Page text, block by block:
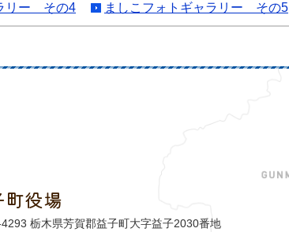
リー その4 ましこフォトギャラリー その5
子町役場
栃木県芳賀郡益子町大字益子2030番地